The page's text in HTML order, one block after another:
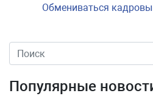
Обмениваться
Популярные